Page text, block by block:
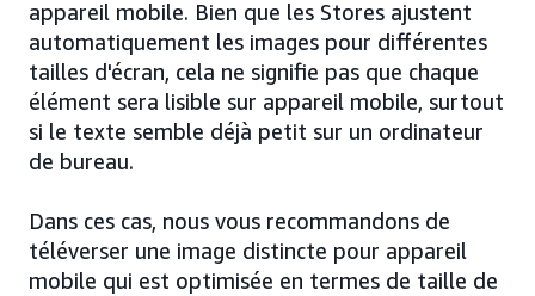
appareil mobile. Bien que les Stores ajustent
automatiquement les images pour différentes
tailles d'écran, cela ne signifie pas que chaque
élément sera lisible sur appareil mobile, surtout
si le texte semble déjà petit sur un ordinateur
de bureau.
Dans ces cas, nous vous recommandons de
téléverser une image distincte pour appareil
mobile qui est optimisée en termes de taille de